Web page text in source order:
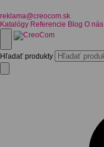
reklama@creocom.sk
Katalógy Referencie Blog O nás
Hľadať produkty